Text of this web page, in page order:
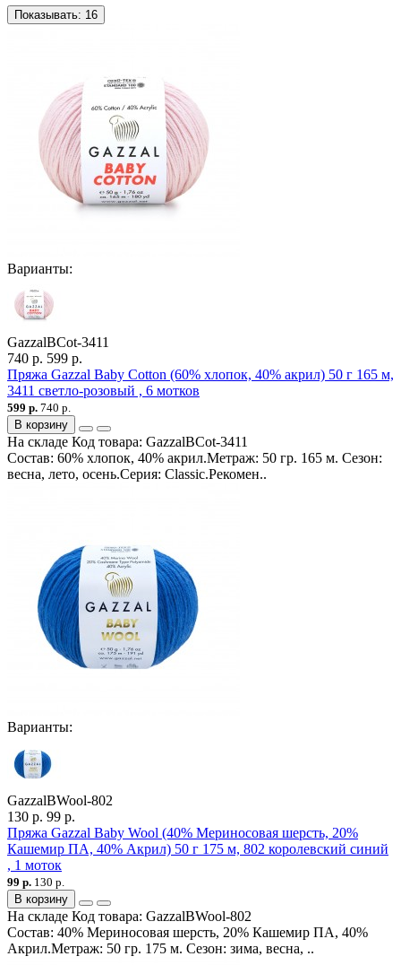
Показывать: 16
Варианты:
GazzalBCot-3411
740 р. 599 р.
Пряжа Gazzal Baby Cotton (60% хлопок, 40% акрил) 50 г 165 м,
3411 светло-розовый , 6 мотков
599 р. 740 р.
В корзину
На складе Код товара: GazzalBCot-3411
Состав: 60% хлопок, 40% акрил.Метраж: 50 гр. 165 м. Сезон:
весна, лето, осень.Серия: Classic.Рекомен..
Варианты:
GazzalBWool-802
130 р. 99 р.
Пряжа Gazzal Baby Wool (40% Мериносовая шерсть, 20%
Кашемир ПА, 40% Акрил) 50 г 175 м, 802 королевский синий
, 1 моток
99 р. 130 р.
В корзину
На складе Код товара: GazzalBWool-802
Состав: 40% Мериносовая шерсть, 20% Кашемир ПА, 40%
Акрил.Метраж: 50 гр. 175 м. Сезон: зима, весна, ..